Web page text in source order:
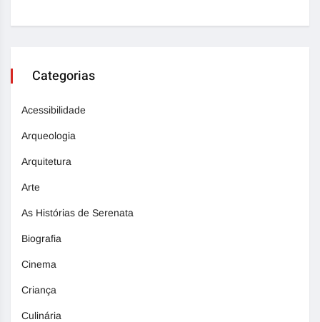
Categorias
Acessibilidade
Arqueologia
Arquitetura
Arte
As Histórias de Serenata
Biografia
Cinema
Criança
Culinária